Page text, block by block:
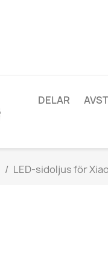
DELAR
LED-sidoljus för